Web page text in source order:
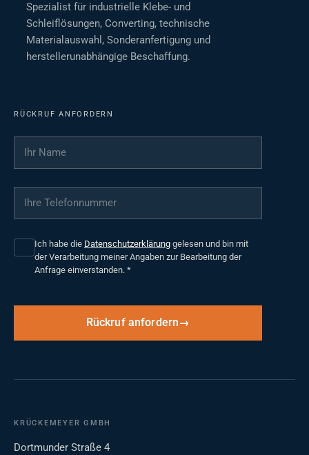
Spezialist für industrielle Klebe- und
Schleiflösungen, Converting, technische
Materialauswahl, Sonderanfertigung und
herstellerunabhängige Beschaffung.
RÜCKRUF ANFORDERN
Ihr Name
Ihre Telefonnummer
Ich habe die Datenschutzerklärung gelesen und bin mit
der Verarbeitung meiner Angaben zur Bearbeitung der
Anfrage einverstanden. *
Rückruf anfordern
KRÜCKEMEYER GMBH
Dortmunder Straße 4